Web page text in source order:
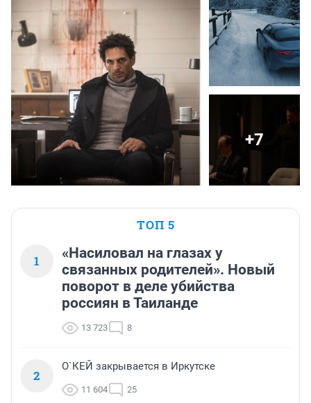
+7
ТОП 5
1
«Насиловал на глазах у
связанных родителей». Новый
поворот в деле убийства
россиян в Таиланде
13 723 8
2
О`КЕЙ закрывается в Иркутске
11 604 25